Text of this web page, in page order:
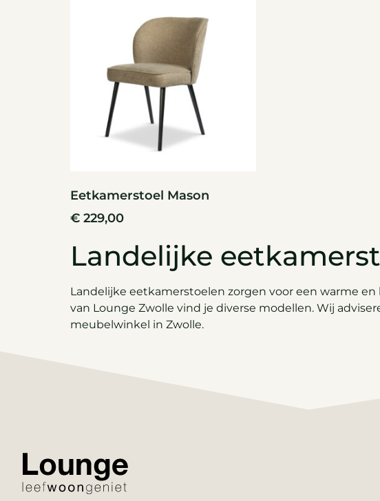
Eetkamerstoel Mason
€ 229,00
Landelijke
Landelijke eetkamerstoelen zorgen voor een warme
van Lounge Zwolle vind je diverse modellen. Wij
meubelwinkel in Zwolle.